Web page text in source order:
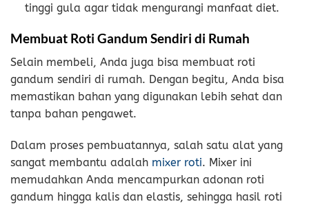
tinggi gula agar tidak mengurangi manfaat diet.
Membuat Roti Gandum Sendiri di Rumah
Selain membeli, Anda juga bisa membuat roti
gandum sendiri di rumah. Dengan begitu, Anda bisa
memastikan bahan yang digunakan lebih sehat dan
tanpa bahan pengawet.
Dalam proses pembuatannya, salah satu alat yang
sangat membantu adalah mixer roti. Mixer ini
memudahkan Anda mencampurkan adonan roti
gandum hingga kalis dan elastis, sehingga hasil roti